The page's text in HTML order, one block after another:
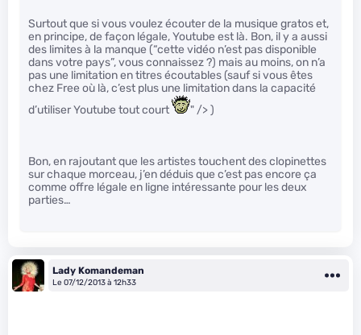
Surtout que si vous voulez écouter de la musique gratos et,
en principe, de façon légale, Youtube est là. Bon, il y a aussi
des limites à la manque (“cette vidéo n’est pas disponible
dans votre pays”, vous connaissez ?) mais au moins, on n’a
pas une limitation en titres écoutables (sauf si vous êtes
chez Free où là, c’est plus une limitation dans la capacité
d’utiliser Youtube tout court
" /> )
Bon, en rajoutant que les artistes touchent des clopinettes
sur chaque morceau, j’en déduis que c’est pas encore ça
comme offre légale en ligne intéressante pour les deux
parties…
Lady Komandeman
Le 07/12/2013 à 12h33